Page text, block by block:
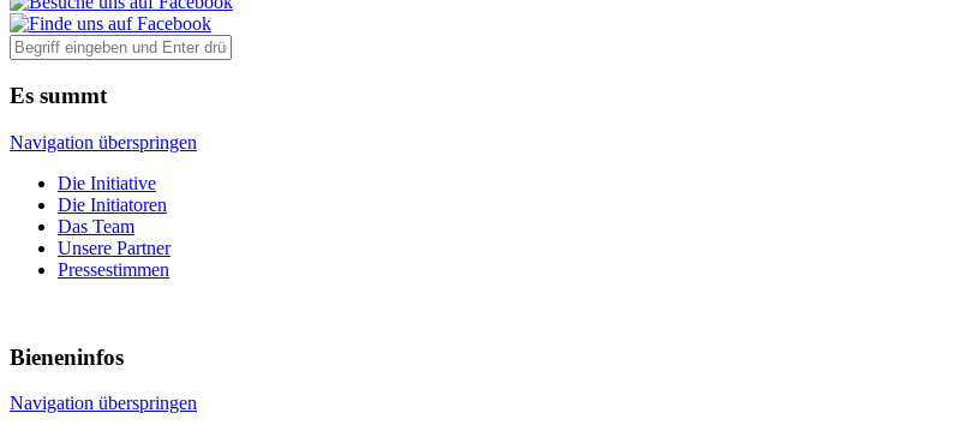
Es summt
Navigation überspringen
Die Initiative
Die Initiatoren
Das Team
Unsere Partner
Pressestimmen
Bieneninfos
Navigation überspringen